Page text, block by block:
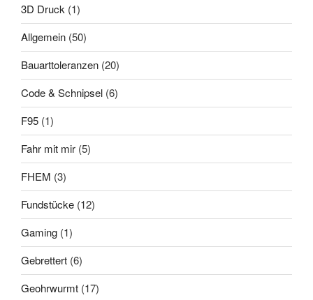
3D Druck (1)
Allgemein (50)
Bauarttoleranzen (20)
Code & Schnipsel (6)
F95 (1)
Fahr mit mir (5)
FHEM (3)
Fundstücke (12)
Gaming (1)
Gebrettert (6)
Geohrwurmt (17)